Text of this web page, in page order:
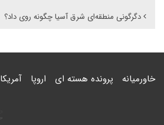
دگرگونی منطقه‌ای شرق آسیا چگونه روی داد؟
خاورمیانه پرونده هسته ای اروپا آمریکا